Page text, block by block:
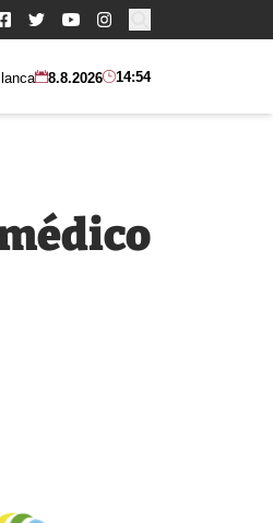
Buscar:
8.8.2026 14:54